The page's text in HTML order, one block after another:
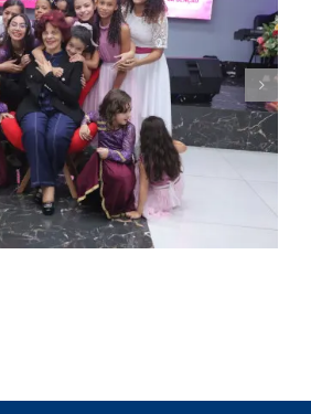
Oliveira celebra 75 anos
de graças na Catedral
da Bênção